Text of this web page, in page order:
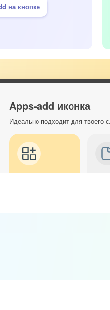
на кнопке
Apps-add иконка
Идеально подходит для твоего